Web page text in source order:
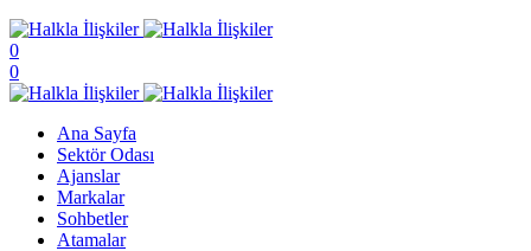
0
0
Ana Sayfa
Sektör Odası
Ajanslar
Markalar
Sohbetler
Atamalar